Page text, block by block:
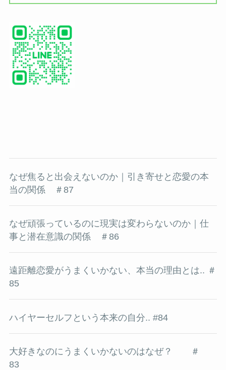
なぜ焦ると出会えないのか｜引き寄せと恋愛の本
当の関係 ＃87
なぜ頑張っているのに現実は変わらないのか｜仕
事と潜在意識の関係 ＃86
遠距離恋愛がうまくいかない、本当の理由とは.. ＃
85
ハイヤーセルフという本来の自分.. #84
大好きなのにうまくいかないのはなぜ？ ＃
83